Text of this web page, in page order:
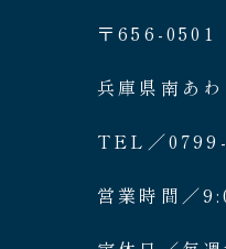
〒656-0501
兵庫県南あ
TEL／
営業時間／